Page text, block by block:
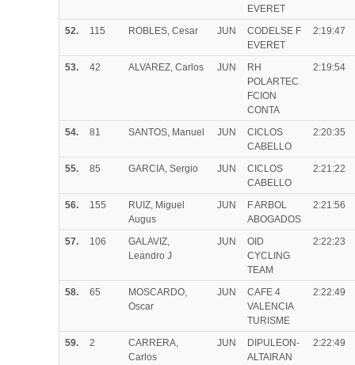
EVERET
52. 115 ROBLES, Cesar JUN
CODELSE F
EVERET
2:19:47
53. 42 ALVAREZ, Carlos JUN
RH
POLARTEC
FCION
CONTA
2:19:54
54. 81 SANTOS, Manuel JUN
CICLOS
CABELLO
2:20:35
55. 85 GARCIA, Sergio JUN
CICLOS
CABELLO
2:21:22
56. 155
RUIZ, Miguel
Augus
JUN
F ARBOL
ABOGADOS
2:21:56
57. 106
GALAVIZ,
Leandro J
JUN
OID
CYCLING
TEAM
2:22:23
58. 65
MOSCARDO,
Oscar
JUN
CAFE 4
VALENCIA
TURISME
2:22:49
59. 2
CARRERA,
Carlos
JUN
DIPULEON-
ALTAIRAN
2:22:49